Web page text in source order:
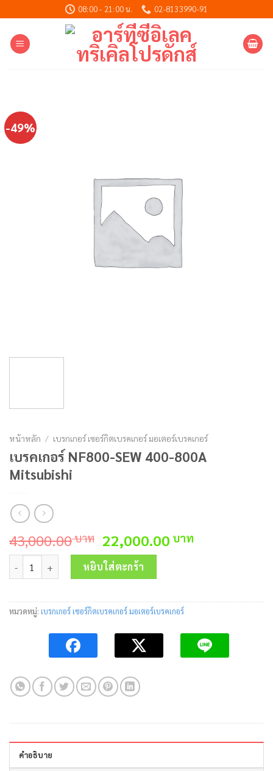
to
content
08:00 - 21:00 น. 02-8133990-91
-49%
หน้าหลัก / เบรกเกอร์ เซอร์กิตเบรคเกอร์ มอเตอร์เบรคเกอร์
เบรคเกอร์ NF800-SEW 400-800A
Mitsubishi
43,000.00บาท Original
price
was:
43,000.00 บาท.
22,000.00 บาท
จำนวน เบรคเกอร์ NF800-SEW 400-800A Mitsubishi ชิ้น
หยิบใส่ตะกร้า
หมวดหมู่: เบรกเกอร์ เซอร์กิตเบรคเกอร์ มอเตอร์เบรคเกอร์
คำอธิบาย